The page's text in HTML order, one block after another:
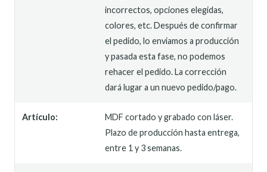
incorrectos, opciones elegidas,
colores, etc. Después de confirmar
el pedido, lo enviamos a producción
y pasada esta fase, no podemos
rehacer el pedido. La corrección
dará lugar a un nuevo pedido/pago.
Artículo:
MDF cortado y grabado con láser.
Plazo de producción hasta entrega,
entre 1 y 3 semanas.